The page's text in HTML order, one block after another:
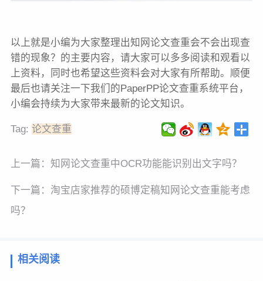
以上就是小编为大家整理出知网论文查重会不会出现查
错的现象？的主要内容，请大家可以多多阅读和观看以
上资料，同时也希望这些资料会对大家有所帮助。顺便
最后也请关注一下我们的PaperPP论文查重系统平台，
小编会持续为大家带来最新的论文知识。
Tag: 论文查重
上一篇： 知网论文查重中OCR功能能识别出文字吗？
下一篇： 淘宝店家推荐的硕博定稿知网论文查重能考虑
吗？
相关阅读